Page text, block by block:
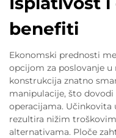
benefiti
Ekonomski prednosti
opcijom za poslovanje
konstrukcija znatno
manipulacije, što
operacijama. Učinkovita
rezultira nižim
alternativama. Ploče